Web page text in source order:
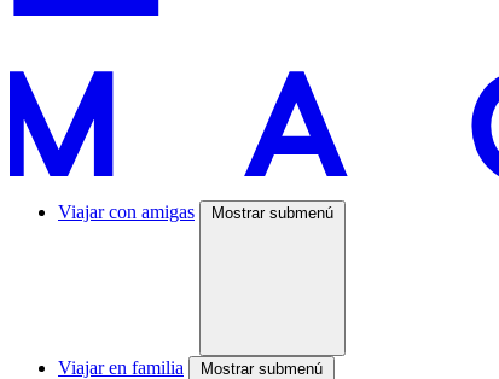
Viajar con amigas Mostrar submenú
Viajar en familia Mostrar submenú